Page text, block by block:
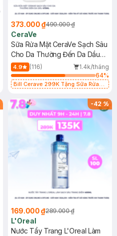
373.000 ₫490.000 ₫
CeraVe
Sữa Rửa Mặt CeraVe Sạch Sâu
Cho Da Thường Đến Da Dầu
473ml
4.9 (116)
1.4k/tháng
64%
Bill Cerave 299K Tặng Sữa Rửa
-42%
169.000 ₫289.000 ₫
L'Oreal
Nước Tẩy Trang L'Oreal Làm